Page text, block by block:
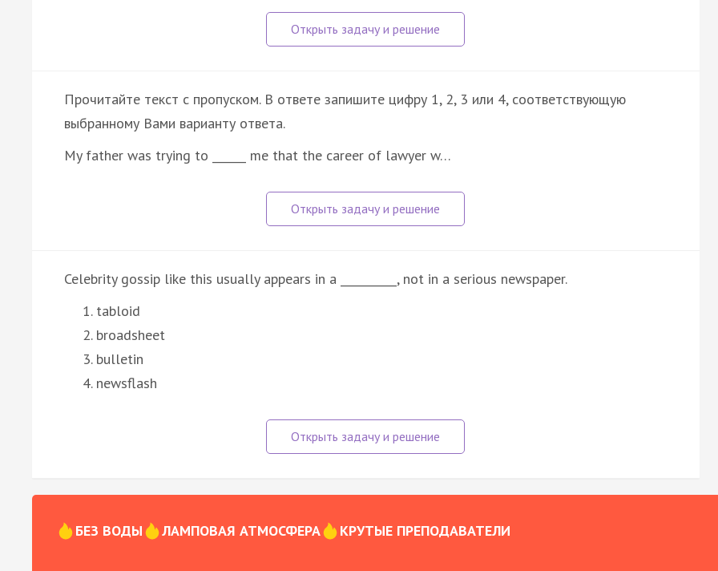
Прочитайте текст с пропуском. В ответе запишите цифру 1, 2, 3 или 4, соответствующую
выбранному Вами варианту ответа.
My father was trying to ______ me that the career of lawyer w…
Celebrity gossip like this usually appears in a __________, not in a serious newspaper.
tabloid
broadsheet
bulletin
newsflash
БЕЗ ВОДЫ ЛАМПОВАЯ АТМОСФЕРА КРУТЫЕ ПРЕПОДАВАТЕЛИ